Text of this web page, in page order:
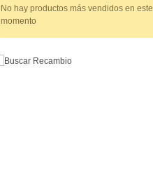
No hay productos más vendidos en este
momento